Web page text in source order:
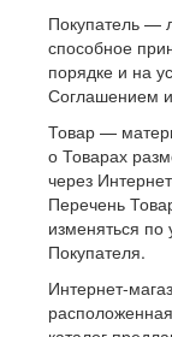
Покупатель —
способное
порядке и на
Соглашением
Товар —
о Товарах
через
Перечень
изменяться
Покупателя.
Интернет-